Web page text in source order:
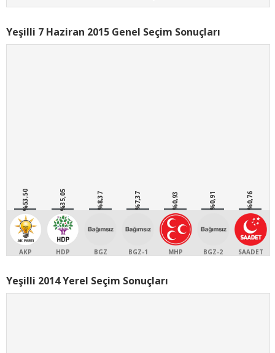
Yeşilli 7 Haziran 2015 Genel Seçim Sonuçları
%53,50
AKP
%35,05
HDP
%8,37
BGZ
%7,37
BGZ-1
%0,93
MHP
%0,91
BGZ-2
%0,76
SAADET
Yeşilli 2014 Yerel Seçim Sonuçları